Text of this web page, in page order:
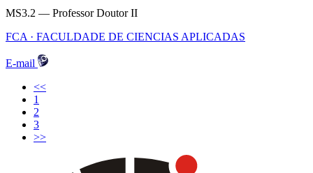
MS3.2 — Professor Doutor II
FCA · FACULDADE DE CIENCIAS APLICADAS
E-mail
<<
1
2
3
>>